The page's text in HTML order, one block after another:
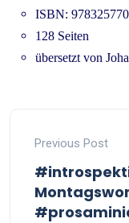
ISBN:
128 Seiten
übersetzt von
Previous Post